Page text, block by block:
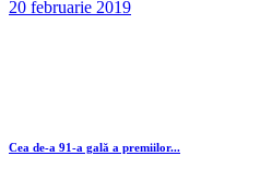
20 februarie 2019
Cea de-a 91-a gală a premiilor...